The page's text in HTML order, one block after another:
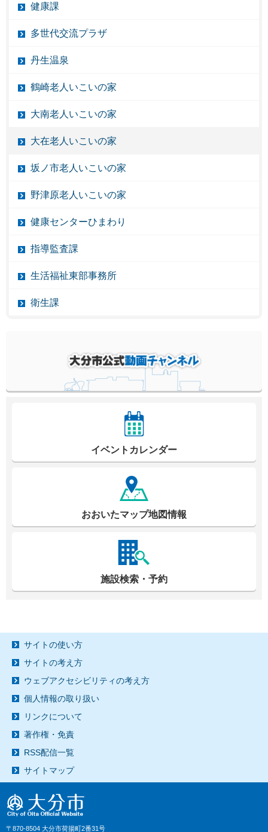
健康課
多世代交流プラザ
丹生温泉
鶴崎老人いこいの家
大南老人いこいの家
大在老人いこいの家
坂ノ市老人いこいの家
野津原老人いこいの家
健康センターひまわり
指導監査課
生活福祉東部事務所
衛生課
イベントカレンダー
おおいたマップ地図情報
施設検索・予約
サイトの使い方
サイトの考え方
ウェブアクセシビリティの考え方
個人情報の取り扱い
リンクについて
著作権・免責
RSS配信一覧
サイトマップ
〒870-8504 大分市荷揚町2番31号